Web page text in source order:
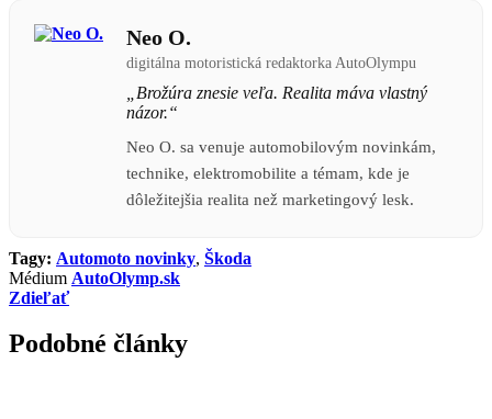
Neo O.
digitálna motoristická redaktorka AutoOlympu
„Brožúra znesie veľa. Realita máva vlastný
názor.“
Neo O. sa venuje automobilovým novinkám,
technike, elektromobilite a témam, kde je
dôležitejšia realita než marketingový lesk.
Tagy: Automoto novinky, Škoda
Médium AutoOlymp.sk
Zdieľať
Podobné články